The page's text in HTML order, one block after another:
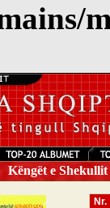
Këngët e
Nr.